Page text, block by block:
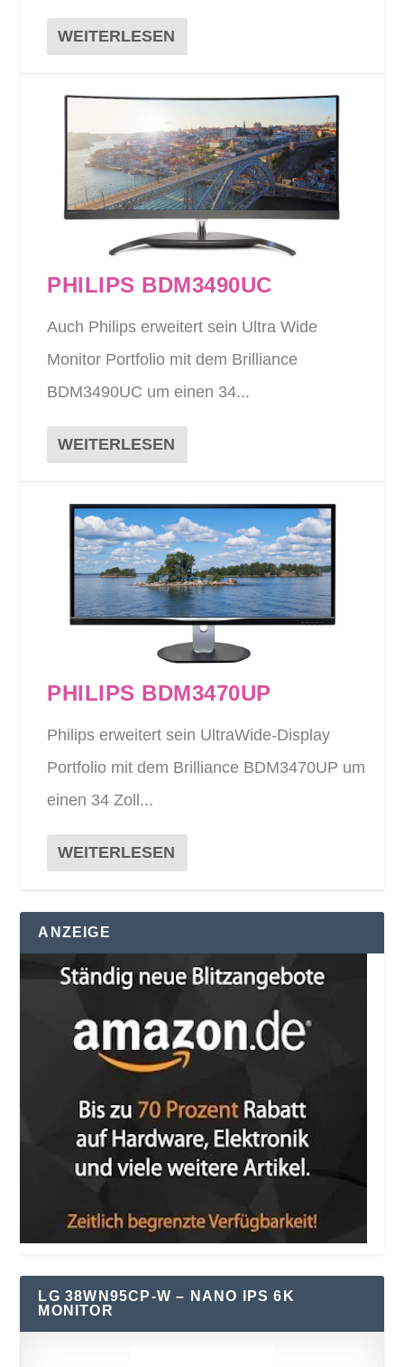
WEITERLESEN
PHILIPS BDM3490UC
Auch Philips erweitert sein Ultra Wide
Monitor Portfolio mit dem Brilliance
BDM3490UC um einen 34...
WEITERLESEN
PHILIPS BDM3470UP
Philips erweitert sein UltraWide-Display
Portfolio mit dem Brilliance BDM3470UP um
einen 34 Zoll...
WEITERLESEN
ANZEIGE
LG 38WN95CP-W – NANO IPS 6K
MONITOR